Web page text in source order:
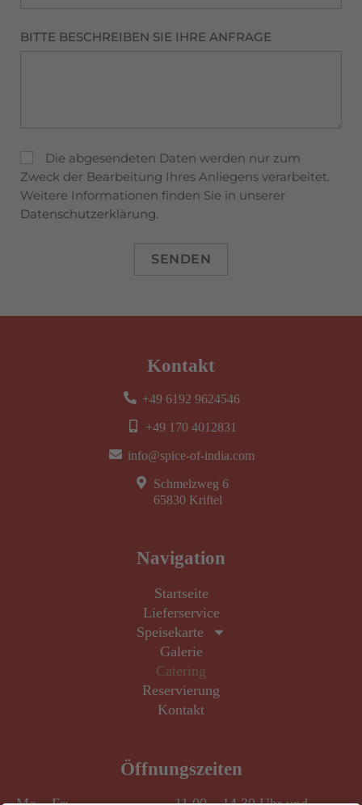
BITTE BESCHREIBEN SIE IHRE ANFRAGE
Die abgesendeten Daten werden nur zum
Zweck der Bearbeitung Ihres Anliegens verarbeitet.
Weitere Informationen finden Sie in unserer
Datenschutzerklärung.
SENDEN
t
Kontakt
+49 6192 9624546
+49 170 4012831
info@spice-of-india.com
Schmelzweg 6
65830 Kriftel
Navigation
Startseite
Lieferservice
Speisekarte
Galerie
Catering
Reservierung
Kontakt
Öffnungszeiten